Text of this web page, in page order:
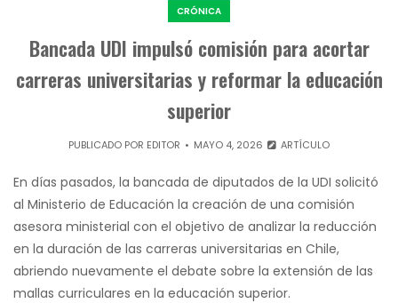
CRÓNICA
Bancada UDI impulsó comisión para acortar
carreras universitarias y reformar la educación
superior
PUBLICADO POR EDITOR MAYO 4, 2026 ARTÍCULO
En días pasados, la bancada de diputados de la UDI solicitó
al Ministerio de Educación la creación de una comisión
asesora ministerial con el objetivo de analizar la reducción
en la duración de las carreras universitarias en Chile,
abriendo nuevamente el debate sobre la extensión de las
mallas curriculares en la educación superior.